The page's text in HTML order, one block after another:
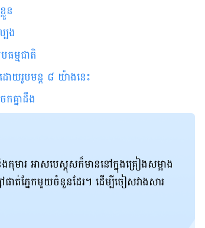
ន
បង
ធម្មជាតិ
ោយរូបមន្ត ៨ យ៉ាងនេះ
គ្នាដឹង
កុមារ អាសបេស្តុសក៏មាននៅក្នុង​គ្រៀង​សម្អាង
ាត់ភ្នែកមួយចំនួនដែរ។ ដើម្បីចៀសវាងសារ